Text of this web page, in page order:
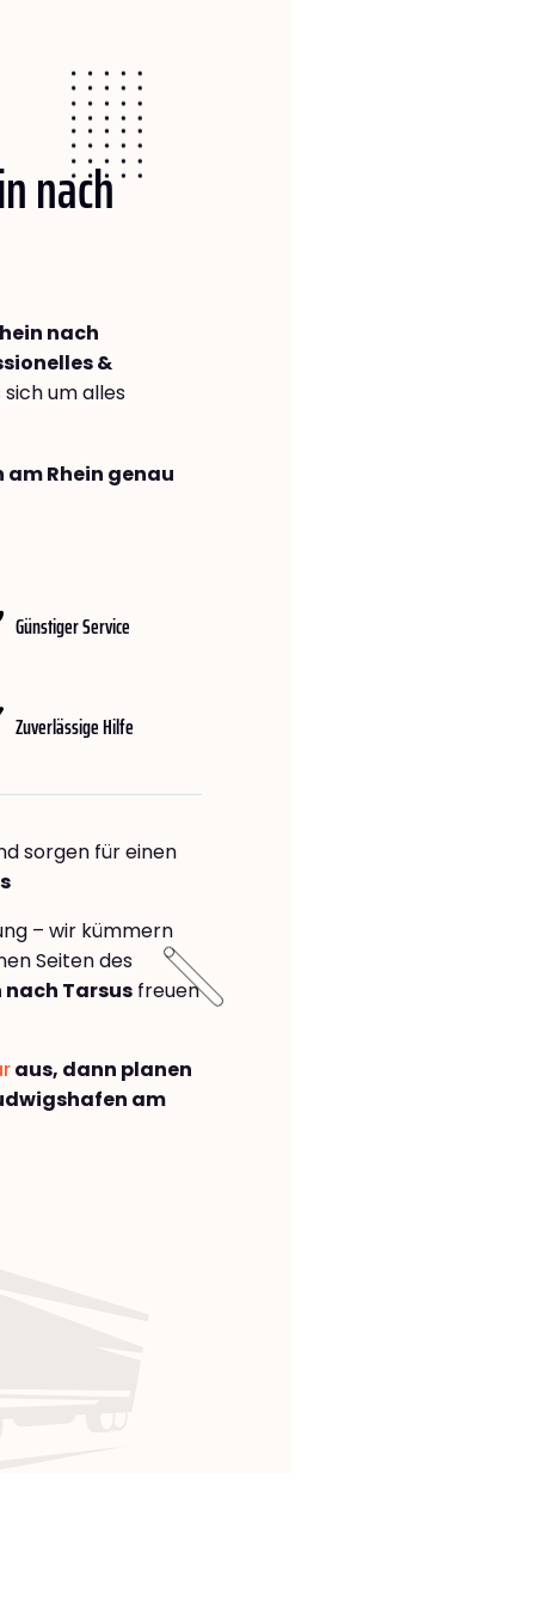
nach
nach
&
sich um alles
Rhein genau
Günstiger Service
Zuverlässige Hilfe
sorgen für einen
– wir kümmern
Seiten des
nach Tarsus freuen
aus, dann planen
am